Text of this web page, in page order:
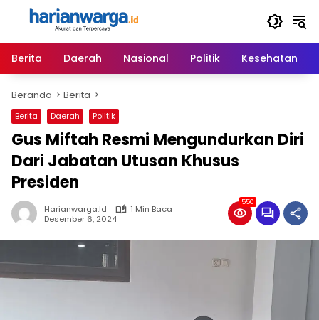
Langsung
Berita
Daerah Nasional Politik Kesehatan
Beranda Berita
Berita Daerah Politik
Gus Miftah Resmi Mengundurkan Diri
Dari Jabatan Utusan Khusus
Presiden
Harianwarga.id
1 Min Baca
Desember 6, 2024
550